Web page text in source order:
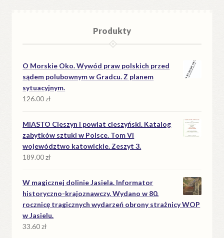
Produkty
O Morskie Oko. Wywód praw polskich przed
sądem polubownym w Gradcu. Z planem
sytuacyjnym.
126.00zł
MIASTO Cieszyn i powiat cieszyński. Katalog
zabytków sztuki w Polsce. Tom VI
województwo katowickie. Zeszyt 3.
189.00zł
W magicznej dolinie Jasiela. Informator
historyczno-krajoznawczy. Wydano w 80.
rocznicę tragicznych wydarzeń obrony strażnicy WOP
w Jasielu.
33.60zł